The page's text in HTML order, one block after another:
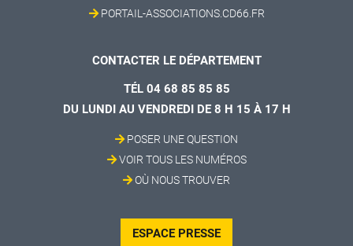
PORTAIL-ASSOCIATIONS.CD66.FR
CONTACTER LE DÉPARTEMENT
TÉL 04 68 85 85 85
DU LUNDI AU VENDREDI DE 8 H 15 À 17 H
POSER UNE QUESTION
VOIR TOUS LES NUMÉROS
OÙ NOUS TROUVER
ESPACE PRESSE